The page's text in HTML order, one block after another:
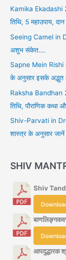
Kamika Ekadashi
तिथि, 5 महाउपाय,
Seeing Camel in
अशुभ संकेत….
Sapne Mein Rishi
के अनुसार इसके
Raksha Bandhan
तिथि, पौराणिक कथा
Shiv-Parvati in
शास्त्र के अनुसार
SHIV
Shiv
आपदुद्धारक